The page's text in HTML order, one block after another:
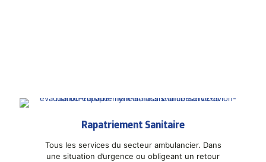
Rapatriement Sanitaire
Tous les services du secteur ambulancier. Dans
une situation d’urgence ou obligeant un retour